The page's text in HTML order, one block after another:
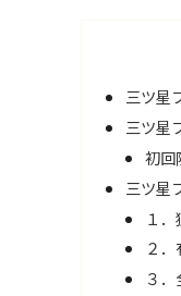
三ツ星
三ツ星
初回
三ツ星
１
２
３